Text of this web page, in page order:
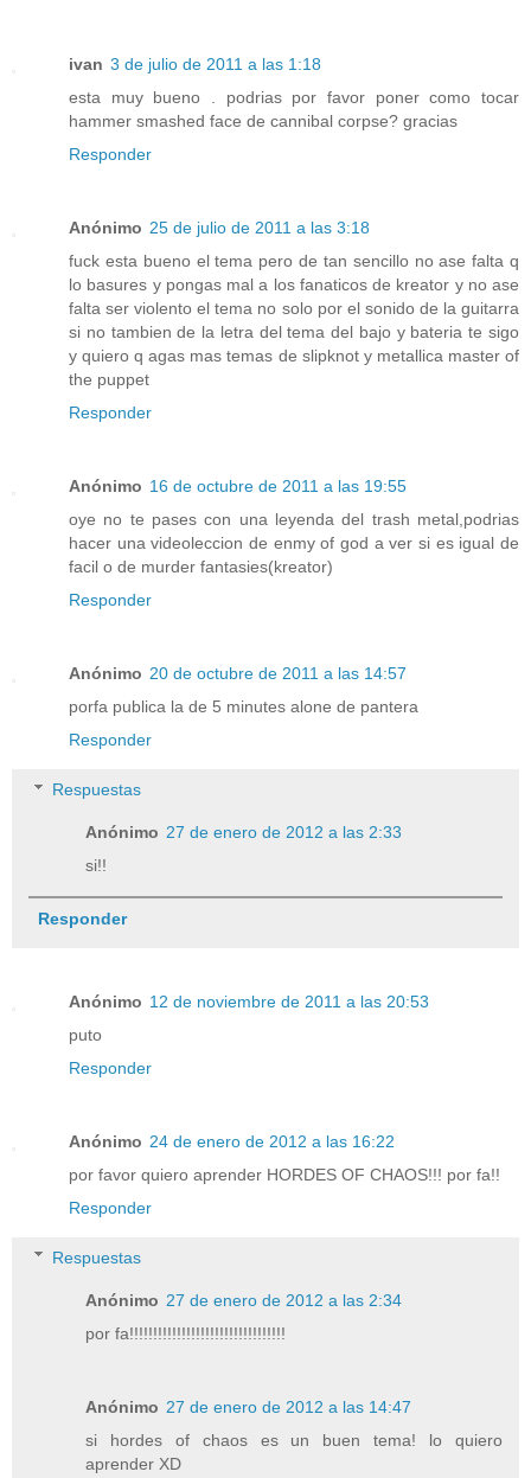
ivan 3 de julio de 2011 a las 1:18
esta muy bueno . podrias por favor poner como tocar
hammer smashed face de cannibal corpse? gracias
Responder
Anónimo 25 de julio de 2011 a las 3:18
fuck esta bueno el tema pero de tan sencillo no ase falta q
lo basures y pongas mal a los fanaticos de kreator y no ase
falta ser violento el tema no solo por el sonido de la guitarra
si no tambien de la letra del tema del bajo y bateria te sigo
y quiero q agas mas temas de slipknot y metallica master of
the puppet
Responder
Anónimo 16 de octubre de 2011 a las 19:55
oye no te pases con una leyenda del trash metal,podrias
hacer una videoleccion de enmy of god a ver si es igual de
facil o de murder fantasies(kreator)
Responder
Anónimo 20 de octubre de 2011 a las 14:57
porfa publica la de 5 minutes alone de pantera
Responder
Respuestas
Anónimo 27 de enero de 2012 a las 2:33
si!!
Responder
Anónimo 12 de noviembre de 2011 a las 20:53
puto
Responder
Anónimo 24 de enero de 2012 a las 16:22
por favor quiero aprender HORDES OF CHAOS!!! por fa!!
Responder
Respuestas
Anónimo 27 de enero de 2012 a las 2:34
por fa!!!!!!!!!!!!!!!!!!!!!!!!!!!!!!!!!
Anónimo 27 de enero de 2012 a las 14:47
si hordes of chaos es un buen tema! lo quiero
aprender XD